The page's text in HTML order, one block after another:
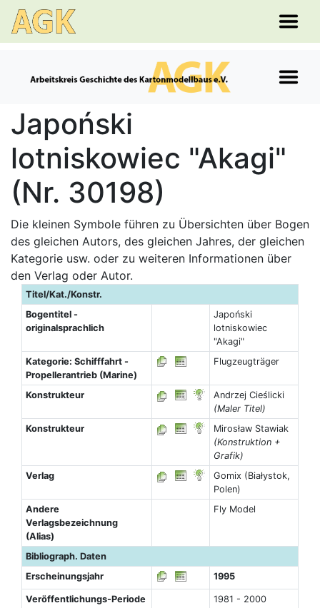
Japoński
lotniskowiec "Akagi"
(Nr. 30198)
Die kleinen Symbole führen zu Übersichten über Bogen
des gleichen Autors, des gleichen Jahres, der gleichen
Kategorie usw. oder zu weiteren Informationen über
den Verlag oder Autor.
Titel/Kat./Konstr.
Bogentitel -
originalsprachlich
Japoński
lotniskowiec
"Akagi"
Kategorie: Schifffahrt -
Propellerantrieb (Marine)
Flugzeugträger
Konstrukteur
Andrzej Cieślicki
(Maler Titel)
Konstrukteur
Mirosław Stawiak
(Konstruktion +
Grafik)
Verlag
Gomix (Białystok,
Polen)
Andere
Verlagsbezeichnung
(Alias)
Fly Model
Bibliograph. Daten
Erscheinungsjahr
1995
Veröffentlichungs-Periode
1981 - 2000